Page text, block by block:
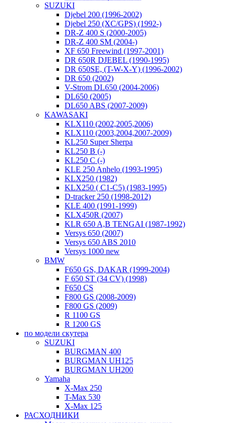
SUZUKI
Djebel 200 (1996-2002)
Djebel 250 (XC/GPS) (1992-)
DR-Z 400 S (2000-2005)
DR-Z 400 SM (2004-)
XF 650 Freewind (1997-2001)
DR 650R DJEBEL (1990-1995)
DR 650SE, (T-W-X-Y) (1996-2002)
DR 650 (2002)
V-Strom DL650 (2004-2006)
DL650 (2005)
DL650 ABS (2007-2009)
KAWASAKI
KLX110 (2002,2005,2006)
KLX110 (2003,2004,2007-2009)
KL250 Super Sherpa
KL250 B (-)
KL250 C (-)
KLE 250 Anhelo (1993-1995)
KLX250 (1982)
KLX250 ( C1-C5) (1983-1995)
D-tracker 250 (1998-2012)
KLE 400 (1991-1999)
KLX450R (2007)
KLR 650 A,B TENGAI (1987-1992)
Versys 650 (2007)
Versys 650 ABS 2010
Versys 1000 new
BMW
F650 GS, DAKAR (1999-2004)
F 650 ST (34 CV) (1998)
F650 CS
F800 GS (2008-2009)
F800 GS (2009)
R 1100 GS
R 1200 GS
по модели скутера
SUZUKI
BURGMAN 400
BURGMAN UH125
BURGMAN UH200
Yamaha
X-Max 250
T-Max 530
X-Max 125
РАСХОДНИКИ